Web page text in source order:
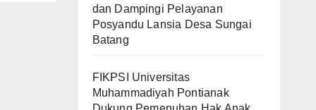
dan Dampingi Pelayanan
Posyandu Lansia Desa Sungai
Batang
FIKPSI Universitas
Muhammadiyah Pontianak